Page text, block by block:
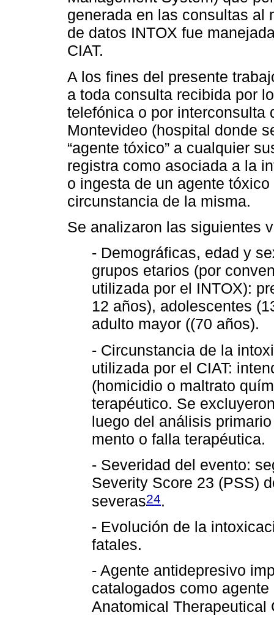
generada en las consultas al
de datos INTOX fue
CIAT.
A los fines del presente
a toda consulta recibida por
telefónica o por interconsulta
Montevideo (hospital donde
“agente tóxico” a cualquier
registra como asociada a la
o ingesta de un agente
circunstancia de la misma.
Se analizaron las siguientes
- Demográficas, edad y
grupos etarios (por
utilizada por el INTOX):
12 años), adolescentes
adulto mayor ((70 años).
- Circunstancia de la
utilizada por el CIAT:
(homicidio o maltrato
terapéutico. Se
luego del análisis
mento o falla terapéutica.
- Severidad del evento:
Severity Score 23 (PSS)
severas24.
- Evolución de la
fatales.
- Agente antidepresivo
catalogados como
Anatomical Therapeutical